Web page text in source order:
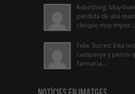
Rebirthing: Muy
perdida de una
choque muy impor...
Felix Torres: Esta
campanya y penso
farmacia...